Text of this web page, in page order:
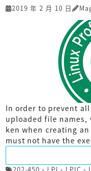
2019 年 2 月 10 日
In order to prevent
uploaded file names,
ken when creating
must not have the